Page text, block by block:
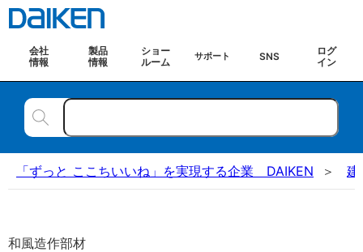
会社
情報
製品
情報
ショー
ルーム
サポート SNS
ログ
イン
「ずっと ここちいいね」を実現する企業 DAIKEN 建
和風造作部材